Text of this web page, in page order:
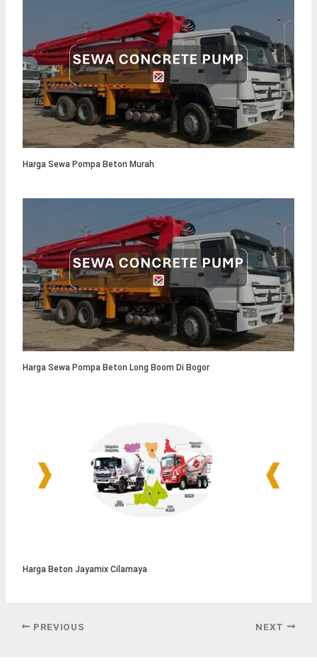
Harga Sewa Pompa Beton Murah
Harga Sewa Pompa Beton Long Boom Di Bogor
Harga Beton Jayamix Cilamaya
PREVIOUS NEXT